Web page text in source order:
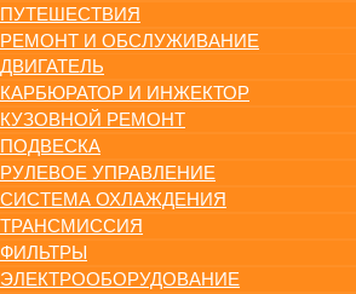
ПУТЕШЕСТВИЯ
РЕМОНТ И ОБСЛУЖИВАНИЕ
ДВИГАТЕЛЬ
КАРБЮРАТОР И ИНЖЕКТОР
КУЗОВНОЙ РЕМОНТ
ПОДВЕСКА
РУЛЕВОЕ УПРАВЛЕНИЕ
СИСТЕМА ОХЛАЖДЕНИЯ
ТРАНСМИССИЯ
ФИЛЬТРЫ
ЭЛЕКТРООБОРУДОВАНИЕ